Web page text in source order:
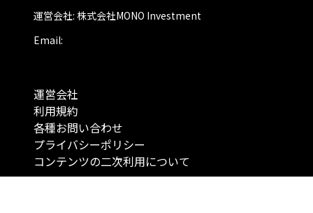
運営会社: 株式会社MONO Investment
Email:
運営会社
利用規約
各種お問い合わせ
プライバシーポリシー
コンテンツの二次利用について